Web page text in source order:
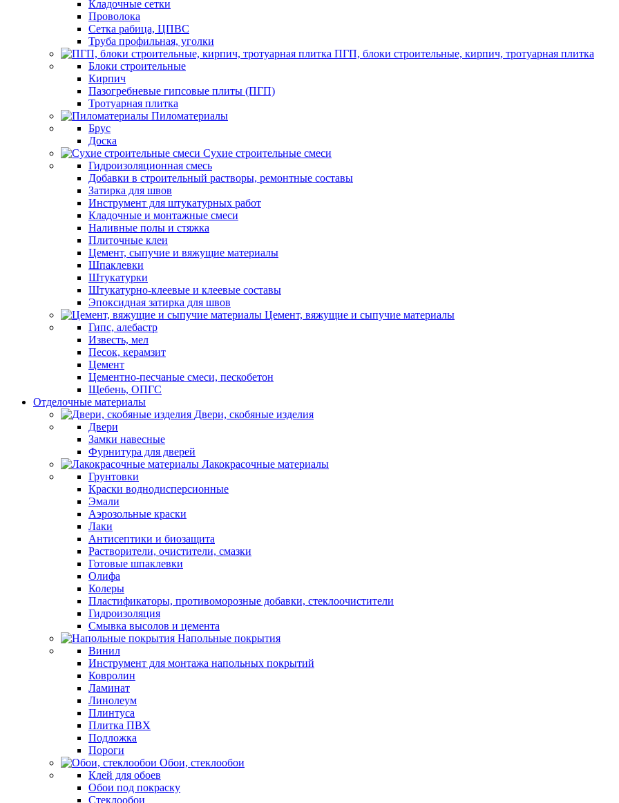
Кладочные сетки
Проволока
Сетка рабица, ЦПВС
Труба профильная, уголки
ПГП, блоки строительные, кирпич, тротуарная плитка
Блоки строительные
Кирпич
Пазогребневые гипсовые плиты (ПГП)
Тротуарная плитка
Пиломатериалы
Брус
Доска
Сухие строительные смеси
Гидроизоляционная смесь
Добавки в строительный растворы, ремонтные составы
Затирка для швов
Инструмент для штукатурных работ
Кладочные и монтажные смеси
Наливные полы и стяжка
Плиточные клеи
Цемент, сыпучие и вяжущие материалы
Шпаклевки
Штукатурки
Штукатурно-клеевые и клеевые составы
Эпоксидная затирка для швов
Цемент, вяжущие и сыпучие материалы
Гипс, алебастр
Известь, мел
Песок, керамзит
Цемент
Цементно-песчаные смеси, пескобетон
Щебень, ОПГС
Отделочные материалы
Двери, скобяные изделия
Двери
Замки навесные
Фурнитура для дверей
Лакокрасочные материалы
Грунтовки
Краски воднодисперсионные
Эмали
Аэрозольные краски
Лаки
Антисептики и биозащита
Растворители, очистители, смазки
Готовые шпаклевки
Олифа
Колеры
Пластификаторы, противоморозные добавки, стеклоочистители
Гидроизоляция
Смывка высолов и цемента
Напольные покрытия
Винил
Инструмент для монтажа напольных покрытий
Ковролин
Ламинат
Линолеум
Плинтуса
Плитка ПВХ
Подложка
Пороги
Обои, стеклообои
Клей для обоев
Обои под покраску
Стеклообои